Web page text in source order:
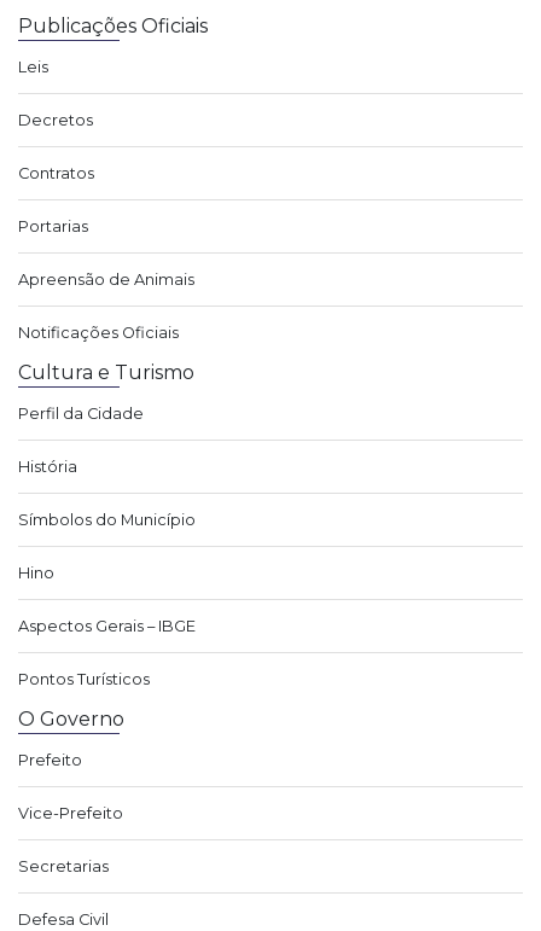
Publicações Oficiais
Leis
Decretos
Contratos
Portarias
Apreensão de Animais
Notificações Oficiais
Cultura e Turismo
Perfil da Cidade
História
Símbolos do Município
Hino
Aspectos Gerais – IBGE
Pontos Turísticos
O Governo
Prefeito
Vice-Prefeito
Secretarias
Defesa Civil